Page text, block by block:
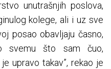
unutrašnjih poslova,
kolege, ali i uz sve
posao obavljaju časno,
svemu što sam čuo,
upravo takav”, rekao je